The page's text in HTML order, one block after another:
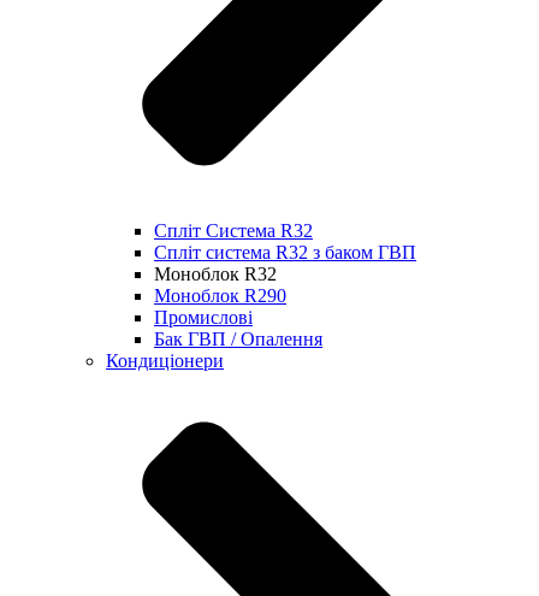
Спліт Система R32
Спліт система R32 з баком ГВП
Моноблок R32
Моноблок R290
Промислові
Бак ГВП / Опалення
Кондиціонери